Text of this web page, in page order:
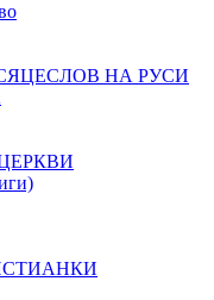
НА РУСИ